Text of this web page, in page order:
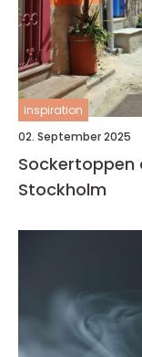
inspiration
02. September 2025
Sockertoppen
Stockholm